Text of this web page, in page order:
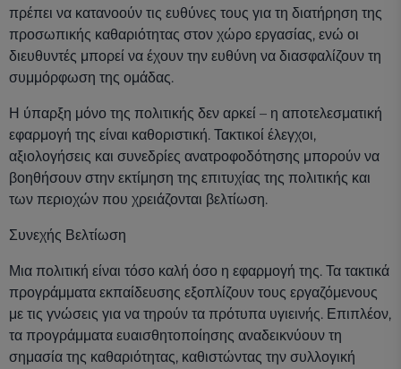
πρέπει να κατανοούν τις ευθύνες τους για τη διατήρηση της
προσωπικής καθαριότητας στον χώρο εργασίας, ενώ οι
διευθυντές μπορεί να έχουν την ευθύνη να διασφαλίζουν τη
συμμόρφωση της ομάδας.
Η ύπαρξη μόνο της πολιτικής δεν αρκεί – η αποτελεσματική
εφαρμογή της είναι καθοριστική. Τακτικοί έλεγχοι,
αξιολογήσεις και συνεδρίες ανατροφοδότησης μπορούν να
βοηθήσουν στην εκτίμηση της επιτυχίας της πολιτικής και
των περιοχών που χρειάζονται βελτίωση.
Συνεχής Βελτίωση
Μια πολιτική είναι τόσο καλή όσο η εφαρμογή της. Τα τακτικά
προγράμματα εκπαίδευσης εξοπλίζουν τους εργαζόμενους
με τις γνώσεις για να τηρούν τα πρότυπα υγιεινής. Επιπλέον,
τα προγράμματα ευαισθητοποίησης αναδεικνύουν τη
σημασία της καθαριότητας, καθιστώντας την συλλογική